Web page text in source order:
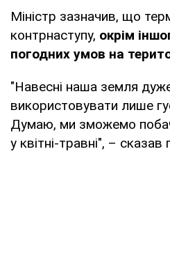
Міністр зазначив, що
контрнаступу, окрім
погодних умов на
"Навесні наша земля
використовувати лише
Думаю, ми зможемо
у квітні-травні", –